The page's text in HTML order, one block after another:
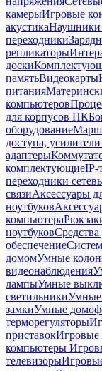
камерыИгровые
акустикаНаушники
переходники
репликаторы
доски
памятьВидеокарты
питания
компьютеров
для корпусов ПК
оборудование
доступа,
адаптеры
комплектующиеIP-
переходники
связиАксессуары
ноутбуков
компьютера
ноутбуковСредства
обеспечение
домомУмные
видеонаблюдения
лампыУмные
светильникиУмные
замкиУмные
терморегуляторы
приставокИгровые
компьютеры
телевизоры